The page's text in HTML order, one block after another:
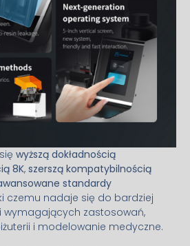
wyższą dokładnością
8K, szerszą kompatybilnością
standardy
czemu nadaje się do bardziej
wymagających zastosowań,
i modelowanie medyczne.